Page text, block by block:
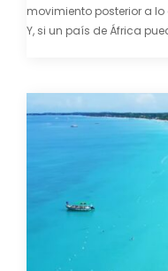
movimiento posterior a
Y, si un país de África